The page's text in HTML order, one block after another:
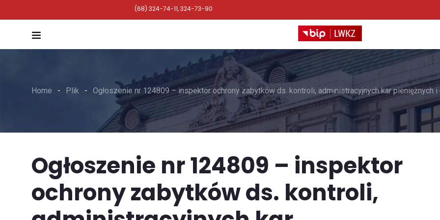
(68) 324-74-11, 324-73-90
Home Plik Ogłoszenie nr 124809 – inspektor ochrony zabytków ds. kontroli, administracyjnych kar pieniężnych i
Ogłoszenie nr 124809 – inspektor
ochrony zabytków ds. kontroli,